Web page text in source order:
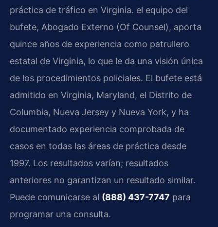
práctica de tráfico en Virginia. el equipo del
bufete, Abogado Externo (Of Counsel), aporta
quince años de experiencia como patrullero
estatal de Virginia, lo que le da una visión única
de los procedimientos policiales. El bufete está
admitido en Virginia, Maryland, el Distrito de
Columbia, Nueva Jersey y Nueva York, y ha
documentado experiencia comprobada de
casos en todas las áreas de práctica desde
1997. Los resultados varían; resultados
anteriores no garantizan un resultado similar.
Puede comunicarse al (888) 437-7747 para
programar una consulta.